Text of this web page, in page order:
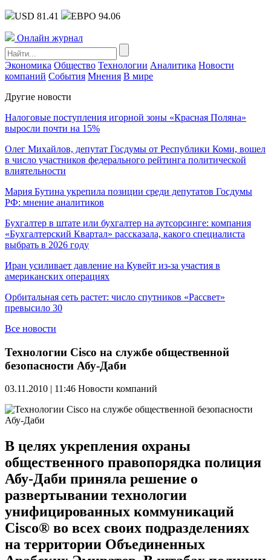
USD 81.41 ЕВРО 94.06
Онлайн журнал
Экономика Общество Технологии Аналитика Новости
компаний События Мнения В мире
Другие новости
Налоговые поступления игорной зоны «Красная Поляна»
выросли почти на 15%
Олег Михайлов, депутат Госдумы от Республики Коми, вошел
в число участников федерального рейтинга политической
влиятельности
Мария Бутина укрепила позиции среди депутатов Госдумы
РФ: мнение аналитиков
Бухгалтер в штате или бухгалтер на аутсорсинге: компания
«Бухгалтерский Квартал» рассказала, какого специалиста
выбрать в 2026 году
Иран усиливает давление на Кувейт из-за участия в
американских операциях
Орбитальная сеть растет: число спутников «Рассвет»
превысило 30
Все новости
Технологии Cisco на службе общественной
безопасности Абу-Даби
03.11.2010 | 11:46 Новости компаний
В целях укрепления охраны
общественного правопорядка полиция
Абу-Даби приняла решение о
развертывании технологии
унифицированных коммуникаций
Cisco® во всех своих подразделениях
на территории Объединенных